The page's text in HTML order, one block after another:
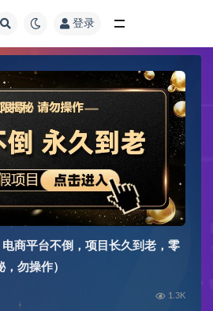
登录
商平台不倒，项目长久到老，零
勿操作）
1.3K